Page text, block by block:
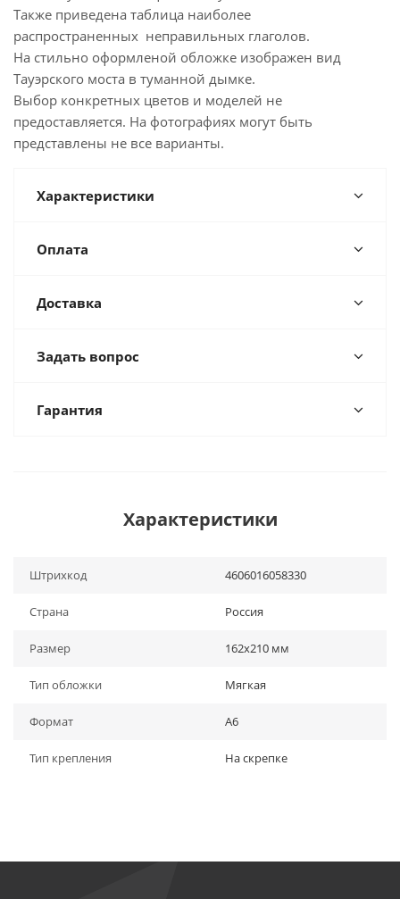
Также приведена таблица наиболее
распространенных неправильных глаголов.
На стильно оформленой обложке изображен вид
Тауэрского моста в туманной дымке.
Выбор конкретных цветов и моделей не
предоставляется. На фотографиях могут быть
представлены не все варианты.
Характеристики
Оплата
Доставка
Задать вопрос
Гарантия
Характеристики
Штрихкод 4606016058330
Страна Россия
Размер 162х210 мм
Тип обложки Мягкая
Формат А6
Тип крепления На скрепке